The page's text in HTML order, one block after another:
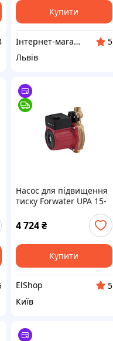
Купити
Інтернет-магазин Dominant
5
Львів
Насос для підвищення
тиску Forwater UPA 15-
4 724₴
Купити
ElShop
5
Київ